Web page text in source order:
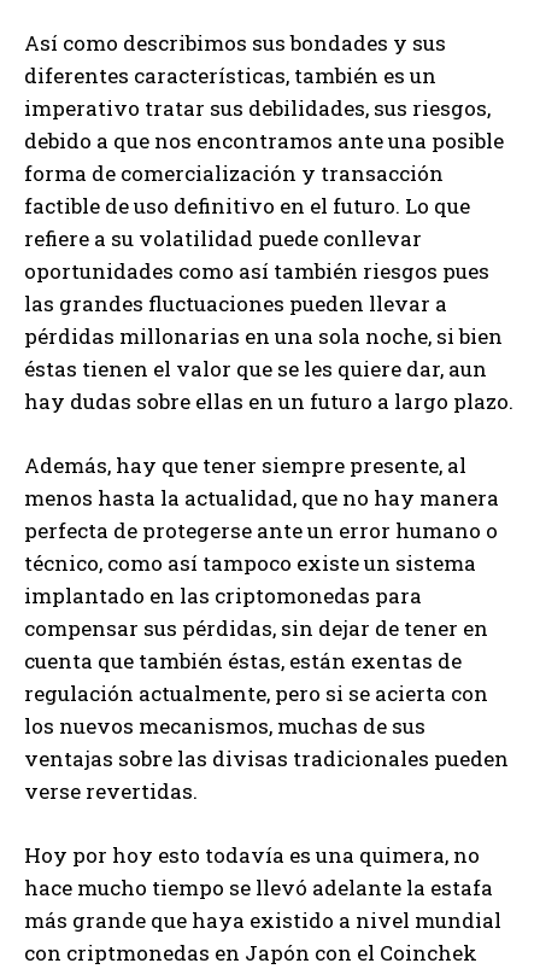
Así como describimos sus bondades y sus
diferentes características, también es un
imperativo tratar sus debilidades, sus riesgos,
debido a que nos encontramos ante una posible
forma de comercialización y transacción
factible de uso definitivo en el futuro. Lo que
refiere a su volatilidad puede conllevar
oportunidades como así también riesgos pues
las grandes fluctuaciones pueden llevar a
pérdidas millonarias en una sola noche, si bien
éstas tienen el valor que se les quiere dar, aun
hay dudas sobre ellas en un futuro a largo plazo.
Además, hay que tener siempre presente, al
menos hasta la actualidad, que no hay manera
perfecta de protegerse ante un error humano o
técnico, como así tampoco existe un sistema
implantado en las criptomonedas para
compensar sus pérdidas, sin dejar de tener en
cuenta que también éstas, están exentas de
regulación actualmente, pero si se acierta con
los nuevos mecanismos, muchas de sus
ventajas sobre las divisas tradicionales pueden
verse revertidas.
Hoy por hoy esto todavía es una quimera, no
hace mucho tiempo se llevó adelante la estafa
más grande que haya existido a nivel mundial
con criptmonedas en Japón con el Coinchek